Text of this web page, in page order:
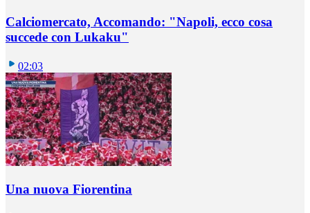
Calciomercato, Accomando: "Napoli, ecco cosa
succede con Lukaku"
02:03
Una nuova Fiorentina